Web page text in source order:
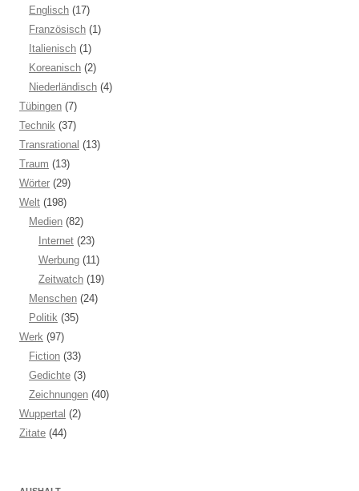
Englisch (17)
Französisch (1)
Italienisch (1)
Koreanisch (2)
Niederländisch (4)
Tübingen (7)
Technik (37)
Transrational (13)
Traum (13)
Wörter (29)
Welt (198)
Medien (82)
Internet (23)
Werbung (11)
Zeitwatch (19)
Menschen (24)
Politik (35)
Werk (97)
Fiction (33)
Gedichte (3)
Zeichnungen (40)
Wuppertal (2)
Zitate (44)